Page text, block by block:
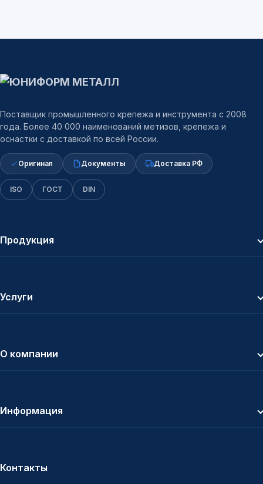
Поставщик промышленного крепежа и инструмента с 2008
года. Более 40 000 наименований метизов, крепежа и
оснастки с доставкой по всей России.
Оригинал Документы Доставка РФ
ISO ГОСТ DIN
Продукция
Услуги
О компании
Информация
Контакты